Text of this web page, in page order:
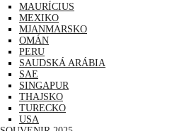
MAURÍCIUS
MEXIKO
MJANMARSKO
OMÁN
PERU
SAUDSKÁ ARÁBIA
SAE
SINGAPUR
THAJSKO
TURECKO
USA